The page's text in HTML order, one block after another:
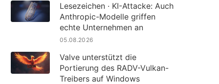
Lesezeichen · KI-Attacke: Auch
Anthropic-Modelle griffen
echte Unternehmen an
05.08.2026
Valve unterstützt die
Portierung des RADV-Vulkan-
Treibers auf Windows